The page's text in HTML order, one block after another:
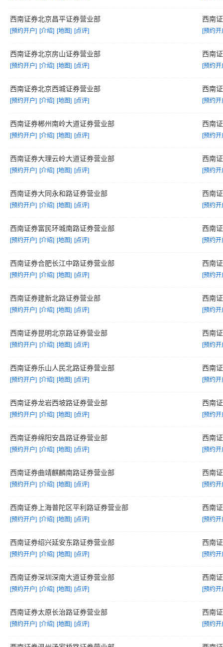
西南证券北京昌平证券营业部
[预约开户] [介绍] [地图] [点评]
西南
[预约开
西南证券北京房山证券营业部
[预约开户] [介绍] [地图] [点评]
西南
[预约开
西南证券北京西城证券营业部
[预约开户] [介绍] [地图] [点评]
西南
[预约开
西南证券郴州南岭大道证券营业部
[预约开户] [介绍] [地图] [点评]
西南
[预约开
西南证券大理云岭大道证券营业部
[预约开户] [介绍] [地图] [点评]
西南
[预约开
西南证券大同永和路证券营业部
[预约开户] [介绍] [地图] [点评]
西南
[预约开
西南证券富民环城南路证券营业部
[预约开户] [介绍] [地图] [点评]
西南
[预约开
西南证券合肥长江中路证券营业部
[预约开户] [介绍] [地图] [点评]
西南
[预约开
西南证券建新北路证券营业部
[预约开户] [介绍] [地图] [点评]
西南
[预约开
西南证券昆明北京路证券营业部
[预约开户] [介绍] [地图] [点评]
西南
[预约开
西南证券乐山人民北路证券营业部
[预约开户] [介绍] [地图] [点评]
西南
[预约开
西南证券龙岩西坡路证券营业部
[预约开户] [介绍] [地图] [点评]
西南
[预约开
西南证券绵阳安昌路证券营业部
[预约开户] [介绍] [地图] [点评]
西南
[预约开
西南证券曲靖麒麟南路证券营业部
[预约开户] [介绍] [地图] [点评]
西南
[预约开
西南证券上海普陀区平利路证券营业部
[预约开户] [介绍] [地图] [点评]
西南
[预约开
西南证券绍兴延安东路证券营业部
[预约开户] [介绍] [地图] [点评]
西南
[预约开
西南证券深圳深南大道证券营业部
[预约开户] [介绍] [地图] [点评]
西南
[预约开
西南证券太原长治路证券营业部
[预约开户] [介绍] [地图] [点评]
西南
[预约开